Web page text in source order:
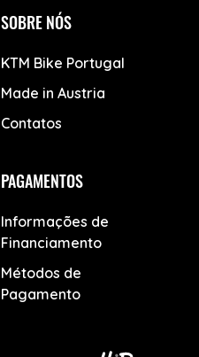
SOBRE NÓS
KTM Bike Portugal
Made in Austria
Contatos
PAGAMENTOS
Informações de
Financiamento
Métodos de
Pagamento